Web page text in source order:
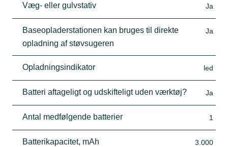
Væg- eller gulvstativ Ja
Baseopladerstationen kan bruges til direkte
opladning af støvsugeren
Ja
Opladningsindikator led
Batteri aftageligt og udskifteligt uden værktøj? Ja
Antal medfølgende batterier 1
Batterikapacitet, mAh 3.000